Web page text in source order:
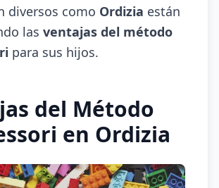
diversos como Ordizia están
las ventajas del método
para sus hijos.
del Método
en Ordizia